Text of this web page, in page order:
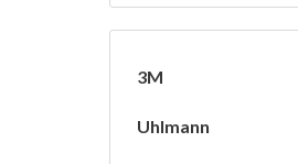
3M
Uhlmann